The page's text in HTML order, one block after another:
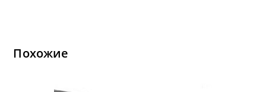
Похожие